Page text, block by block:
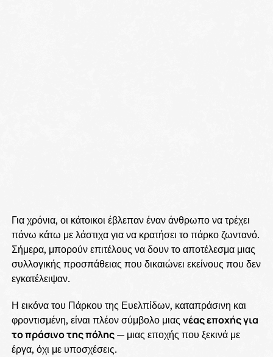
Για χρόνια, οι κάτοικοι έβλεπαν έναν άνθρωπο να τρέχει
πάνω κάτω με λάστιχα για να κρατήσει το πάρκο ζωντανό.
Σήμερα, μπορούν επιτέλους να δουν το αποτέλεσμα μιας
συλλογικής προσπάθειας που δικαιώνει εκείνους που δεν
εγκατέλειψαν.
Η εικόνα του Πάρκου της Ευελπίδων, καταπράσινη και
φροντισμένη, είναι πλέον σύμβολο μιας νέας εποχής για
το πράσινο της πόλης— μιας εποχής που ξεκινά με
έργα, όχι με υποσχέσεις.